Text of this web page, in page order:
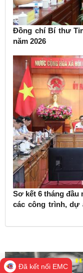
Đồng chí Bí thư
năm 2026
Sơ kết 6 tháng đầu
các công trình, dự
Đã kết nối EMC